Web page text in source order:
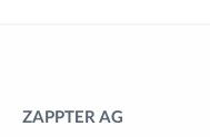
ZAPPTER AG